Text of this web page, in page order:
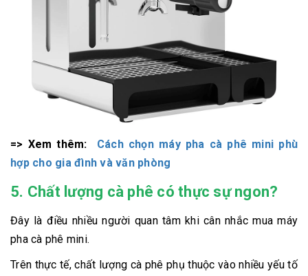
=> Xem thêm:
Cách chọn máy pha cà phê mini phù
hợp cho gia đình và văn phòng
5. Chất lượng cà phê có thực sự ngon?
Đây là điều nhiều người quan tâm khi cân nhắc mua máy
pha cà phê mini.
Trên thực tế, chất lượng cà phê phụ thuộc vào nhiều yếu tố